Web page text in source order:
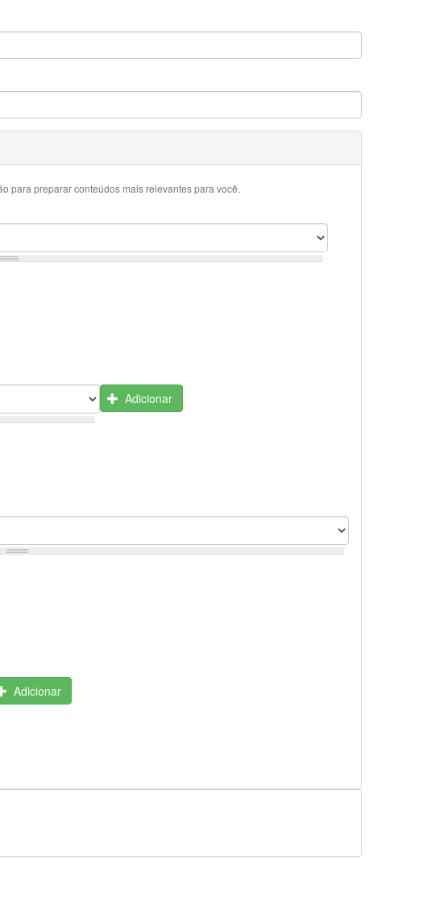
para preparar conteúdos mais relevantes para você.
Adicionar
Adicionar